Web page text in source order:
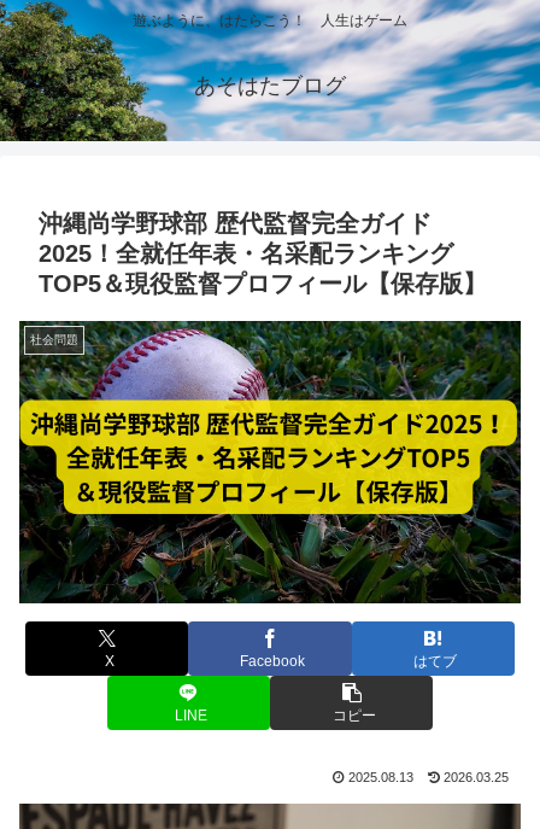
遊ぶように、はたらこう！ 人生はゲーム
あそはたブログ
沖縄尚学野球部 歴代監督完全ガイド
2025！全就任年表・名采配ランキング
TOP5＆現役監督プロフィール【保存版】
社会問題
X Facebook はてブ
LINE コピー
2025.08.13 2026.03.25